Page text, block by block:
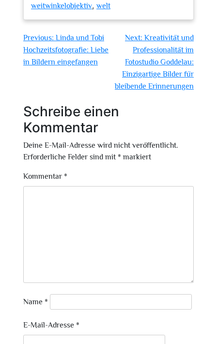
weitwinkelobjektiv, welt
Beitragsnavigation
Previous: Linda und Tobi
Hochzeitsfotografie: Liebe
in Bildern eingefangen
Next: Kreativität und
Professionalität im
Fotostudio Goddelau:
Einzigartige Bilder für
bleibende Erinnerungen
Schreibe einen
Kommentar
Deine E-Mail-Adresse wird nicht veröffentlicht.
Erforderliche Felder sind mit * markiert
Kommentar *
Name *
E-Mail-Adresse *